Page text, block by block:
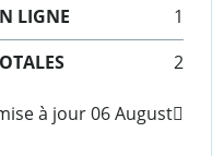
LIGNE
1
2
à jour 06 August